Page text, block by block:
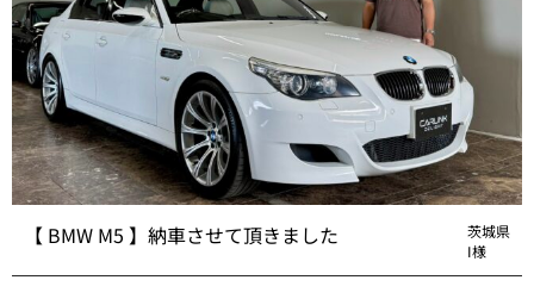
【 BMW M5 】納車させて頂きました
茨城県
I様